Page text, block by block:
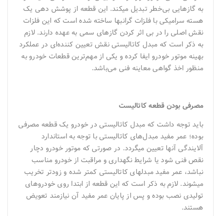
به گازهایی بی‌خطر تبدیل می‎کند. این قطعه از پوشش دهی یک
هسته سرامیکی با فلزات گرانبها ساخته شده است که این فلزات
نقش اصلی را در بی اثر کردن گازهای سمی به عهده دارند. لازم
به ذکر است که مبدل کاتالیستی نقش تعیین کننده‌ای در عملکرد
بهینه موتور خودرو ایفا کرده و یکی از مهم‌ترین قطعات خودرو به
منظور اخذ گواهی معاینه فنی می‌باشد.
مصرفی بودن قطعه کاتالیست
باید توجه داشت که مبدل‌ کاتالیستی در خودرو یک قطعه مصرفی
بوده؛ عمر مفید مبدل‌های کاتالیستی با توجه به استاندارد
آلایندگی آنها تعیین می‎گردد. در صورتی که موتور خودرو دچار
نقص فنی شود یا شرایط نگهداری و مراقبت از خودرو مناسب
نباشد، عمر مفید مبدل‎های کاتالیستی کمتر شده و زودتر تخریب
میشوند. لازم به ذکر است که این قطعه از ابتدا روی خودروهای
تولیدی نصب بوده و پس از پایان عمر مفید آن نیازمند تعویض
هستند.